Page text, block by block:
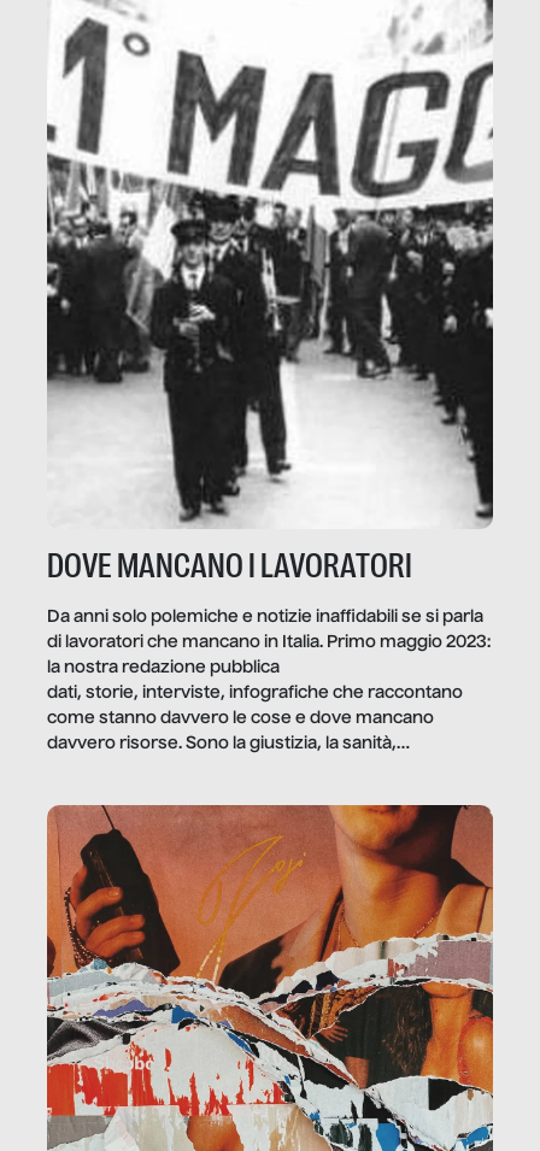
DOVE MANCANO I LAVORATORI
Da anni solo polemiche e notizie inaffidabili se si parla
di lavoratori che mancano in Italia. Primo maggio 2023:
la nostra redazione pubblica
dati, storie, interviste, infografiche che raccontano
come stanno davvero le cose e dove mancano
davvero risorse. Sono la giustizia, la sanità,